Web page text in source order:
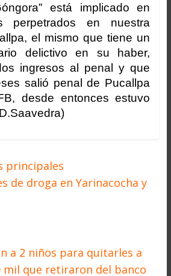
está implicado en
perpetrados en nuestra
el mismo que tiene un
delictivo en su haber,
ingresos al penal y que
salió penal de Pucallpa
desde entonces estuvo
principales
de droga en Yarinacocha y
a 2 niños para quitarles a
mil que retiraron del banco